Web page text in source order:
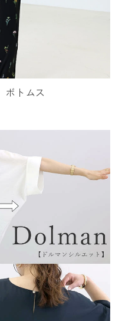
ボトムス